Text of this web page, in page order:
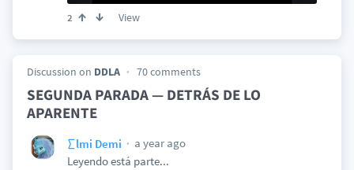
2 View
Discussion on DDLA 70 comments
SEGUNDA PARADA — DETRÁS DE LO
APARENTE
∑lmi Demi
a year ago
Leyendo está parte...